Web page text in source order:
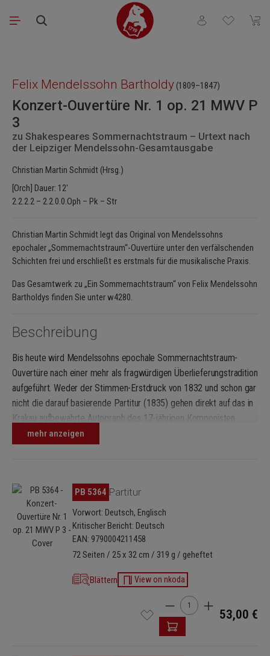
Zum Hauptinhalt springen
Du hast 0
Felix Mendelssohn Bartholdy (1809–1847)
Konzert-Ouvertüre Nr. 1 op. 21 MWV P
3
zu Shakespeares Sommernachtstraum – Urtext nach
der Leipziger Mendelssohn-Gesamtausgabe
Christian Martin Schmidt (Hrsg.)
[Orch] Dauer: 12'
2.2.2.2 – 2.2.0.0.Oph – Pk – Str
Christian Martin Schmidt legt das Original von Mendelssohns
epochaler „Sommernachtstraum“-Ouvertüre unter den verfälschenden
Schichten frei und erschließt es erstmals für die musikalische Praxis.
Das Gesamtwerk zu „Ein Sommernachtstraum“ von Felix Mendelssohn
Bartholdys finden Sie unter w4280.
Beschreibung
Bis heute wird Mendelssohns epochale Sommernachtstraum-
Ouvertüre nach einer mehr als fragwürdigen Überlieferungstradition
aufgeführt. Weder der Stimmen-Erstdruck von 1832 und schon gar
nicht die darauf basierende Partitur (1835) gehen direkt auf das in
Krakau aufbewahrte Autograph des 17-jährigen Komponisten
zurück kein Wunder, denn Mendelssohn hatte sein Original bald
leichtfertig aus der Hand gegeben, und so kamen zu seinen
Autograph von 1826: es ist klar, fast widerspruchsfrei und weicht
beträchtlich von der korrumpierten Druckfassung ab. Andere
Noten, vor allem aber stimmige, kompositorisch logische
Vortragsbezeichnungen Christian Martin Schmidt legt das Original
unter den verfälschenden Schichten frei und erschließt es erstmals
mehr anzeigen
Bildergalerie überspringen
PB 5364 Partitur
Vorwort: Deutsch, Englisch
Kritischer Bericht: Deutsch
EAN: 9790004211458
72 Seiten / 25 x 32 cm / 319 g / geheftet
Blättern View on nkoda
Produkt Anzahl: Gib
53,00 €